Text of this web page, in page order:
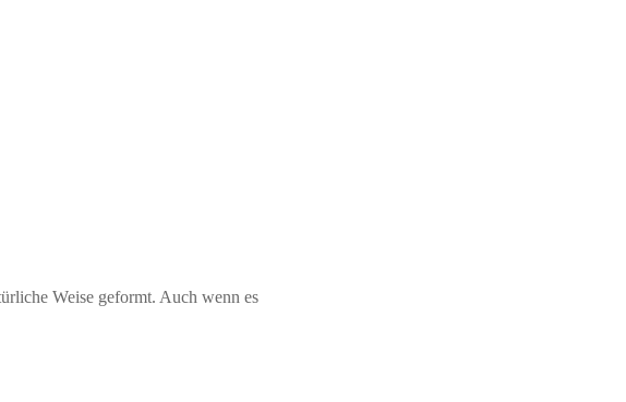
Weise geformt. Auch wenn es